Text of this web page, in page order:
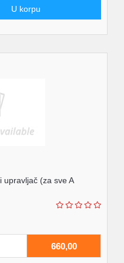
U korpu
upravljač (za sve A
660,00